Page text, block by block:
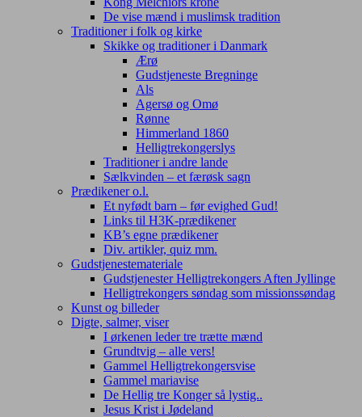
De vise mænd i muslimsk tradition
Traditioner i folk og kirke
Skikke og traditioner i Danmark
Ærø
Gudstjeneste Bregninge
Als
Agersø og Omø
Rønne
Himmerland 1860
Helligtrekongerslys
Traditioner i andre lande
Sælkvinden – et færøsk sagn
Prædikener o.l.
Et nyfødt barn – før evighed Gud!
Links til H3K-prædikener
KB’s egne prædikener
Div. artikler, quiz mm.
Gudstjenestemateriale
Gudstjenester Helligtrekongers Aften Jyllinge
Helligtrekongers søndag som missionssøndag
Kunst og billeder
Digte, salmer, viser
I ørkenen leder tre trætte mænd
Grundtvig – alle vers!
Gammel Helligtrekongersvise
Gammel mariavise
De Hellig tre Konger så lystig..
Jesus Krist i Jødeland